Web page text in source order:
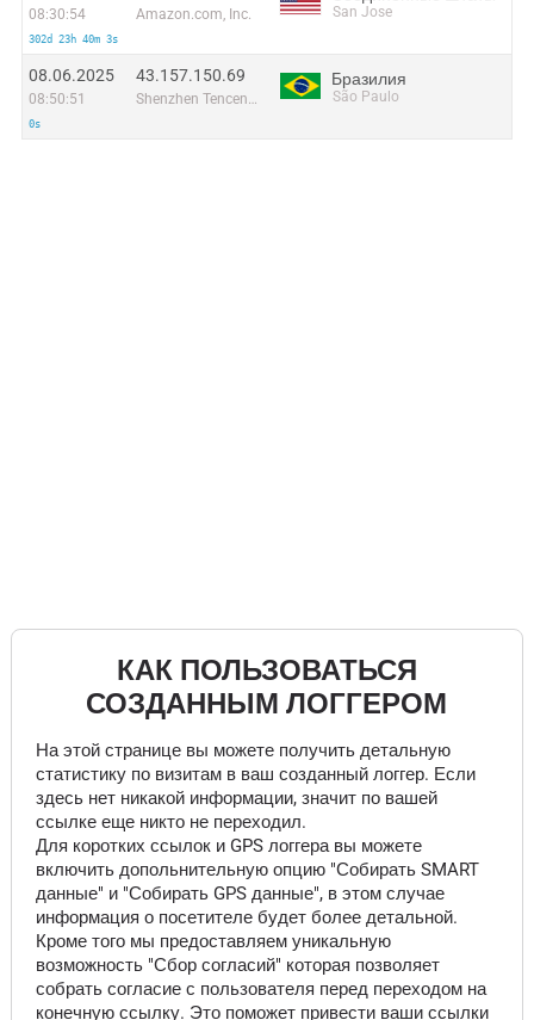
08:30:54
302d 23h 40m 3s
Amazon.com, Inc. San Jose
08.06.2025
08:50:51
0s
43.157.150.69
Shenzhen Tencent Computer Systems Company Limited
Бразилия
São Paulo
КАК ПОЛЬЗОВАТЬСЯ
СОЗДАННЫМ ЛОГГЕРОМ
На этой странице вы можете получить детальную
статистику по визитам в ваш созданный логгер. Если
здесь нет никакой информации, значит по вашей
ссылке еще никто не переходил.
Для коротких ссылок и GPS логгера вы можете
включить допольнительную опцию "Собирать SMART
данные" и "Собирать GPS данные", в этом случае
информация о посетителе будет более детальной.
Кроме того мы предоставляем уникальную
возможность "Сбор согласий" которая позволяет
собрать согласие с пользователя перед переходом на
конечную ссылку. Это поможет привести ваши ссылки